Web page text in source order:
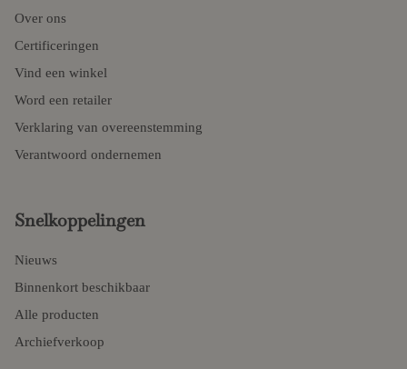
Over ons
Certificeringen
Vind een winkel
Word een retailer
Verklaring van overeenstemming
Verantwoord ondernemen
Snelkoppelingen
Nieuws
Binnenkort beschikbaar
Alle producten
Archiefverkoop